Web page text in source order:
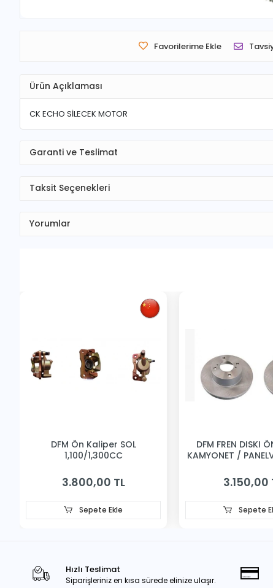
Favorilerime Ekle
Ürün Açıklaması
CK ECHO SİLECEK MOTOR
Garanti ve Teslimat
Taksit Seçenekleri
Yorumlar
DFM Ön Kaliper SOL
1,100/1,300CC
3.800,00 TL
Sepete Ekle
DFM FREN DISKI
KAMYONET /
3.150,00
Sepete
Hızlı Teslimat
Siparişleriniz en kısa sürede elinize ulaşır.